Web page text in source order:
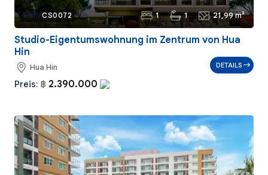
Ref.: CS0072 1 1 21,99 m²
Studio-Eigentumswohnung im Zentrum von Hua
Hin
Hua Hin
Preis: ฿ 2.390.000
DETAILS